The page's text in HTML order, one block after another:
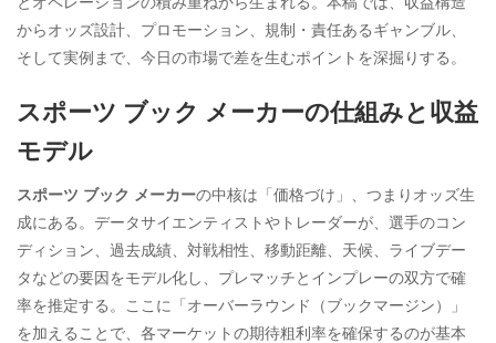
からオッズ設計、プロモーション、規制・責任あるギャンブル、
そして実例まで、今日の市場で差を生むポイントを深掘りする。
スポーツ ブック メーカーの仕組みと収益
モデル
スポーツ ブック メーカーの中核は「価格づけ」、つまりオッズ生
成にある。データサイエンティストやトレーダーが、選手のコン
ディション、過去成績、対戦相性、移動距離、天候、ライブデー
タなどの要因をモデル化し、プレマッチとインプレーの双方で確
率を推定する。ここに「オーバーラウンド（ブックマージン）」
を加えることで、各マーケットの期待粗利率を確保するのが基本